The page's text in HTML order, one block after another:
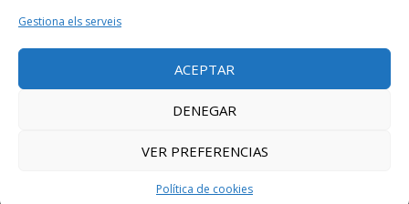
Gestiona els serveis
ACEPTAR
DENEGAR
VER PREFERENCIAS
Política de cookies
MADRID
+34 91 431 98 21 | +34 91 431 98 95
mad@bellavistalegal.eu
© 2016 Bellavista Legal - Tots els drets reservats -
Disseny: